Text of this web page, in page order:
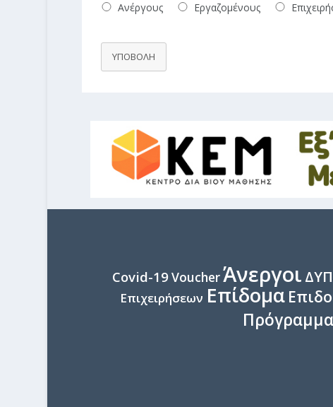
Ανέργους Εργαζομένους
ΥΠΟΒΟΛΗ
Covid-19VoucherΆνεργοι
Επιχειρήσεων Επίδομα
Πρόγραμμα